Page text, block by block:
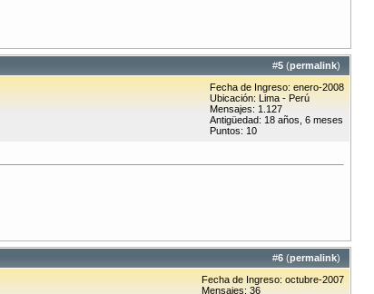
#5 (permalink)
Fecha de Ingreso: enero-2008
Ubicación: Lima - Perú
Mensajes: 1.127
Antigüedad: 18 años, 6 meses
Puntos: 10
#6 (permalink)
Fecha de Ingreso: octubre-2007
Mensajes: 36